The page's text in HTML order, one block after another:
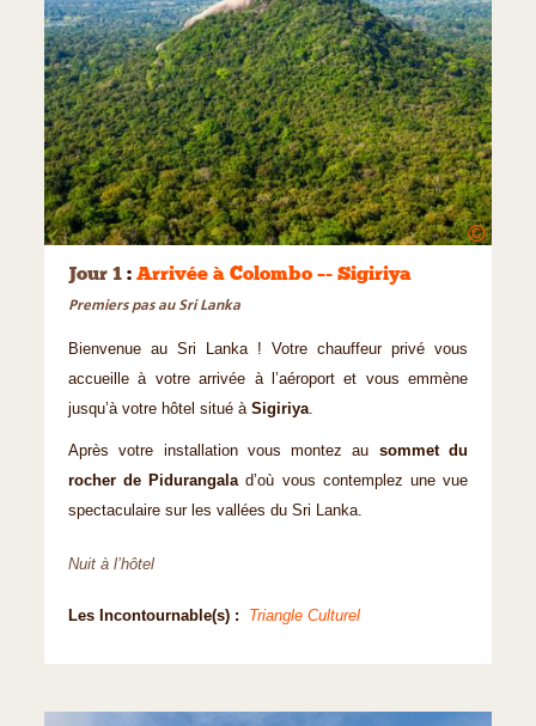
©
Jour 1 : Arrivée à Colombo –- Sigiriya
Premiers pas au Sri Lanka
Bienvenue au Sri Lanka ! Votre chauffeur privé vous
accueille à votre arrivée à l’aéroport et vous emmène
jusqu’à votre hôtel situé à Sigiriya.
Après votre installation vous montez au sommet du
rocher de Pidurangalad’où vous contemplez une vue
spectaculaire sur les vallées du Sri Lanka.
Nuit à l’hôtel
Les Incontournable(s) : Triangle Culturel